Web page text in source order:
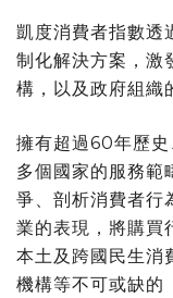
凱度消費者指數透
制化解決方案，激
構，以及政府組織
擁有超過60年歷
多個國家的服務範
爭、剖析消費者行
業的表現，將購買
本土及跨國民生消
機構等不可或缺的